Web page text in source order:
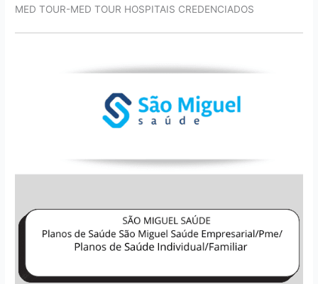
MED TOUR-MED TOUR HOSPITAIS CREDENCIADOS